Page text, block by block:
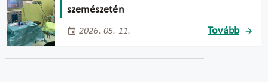
szemészetén
2026. 05. 11. Tovább